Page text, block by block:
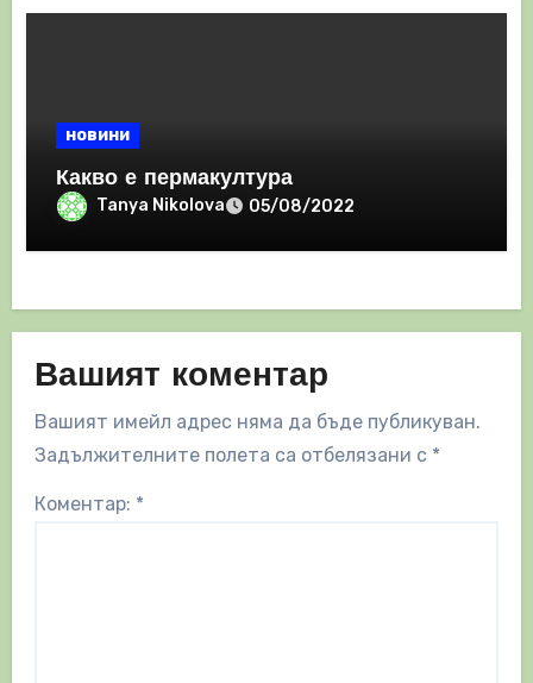
новини
Какво е пермакултура
Tanya Nikolova 05/08/2022
Вашият коментар
Вашият имейл адрес няма да бъде публикуван.
Задължителните полета са отбелязани с *
Коментар: *